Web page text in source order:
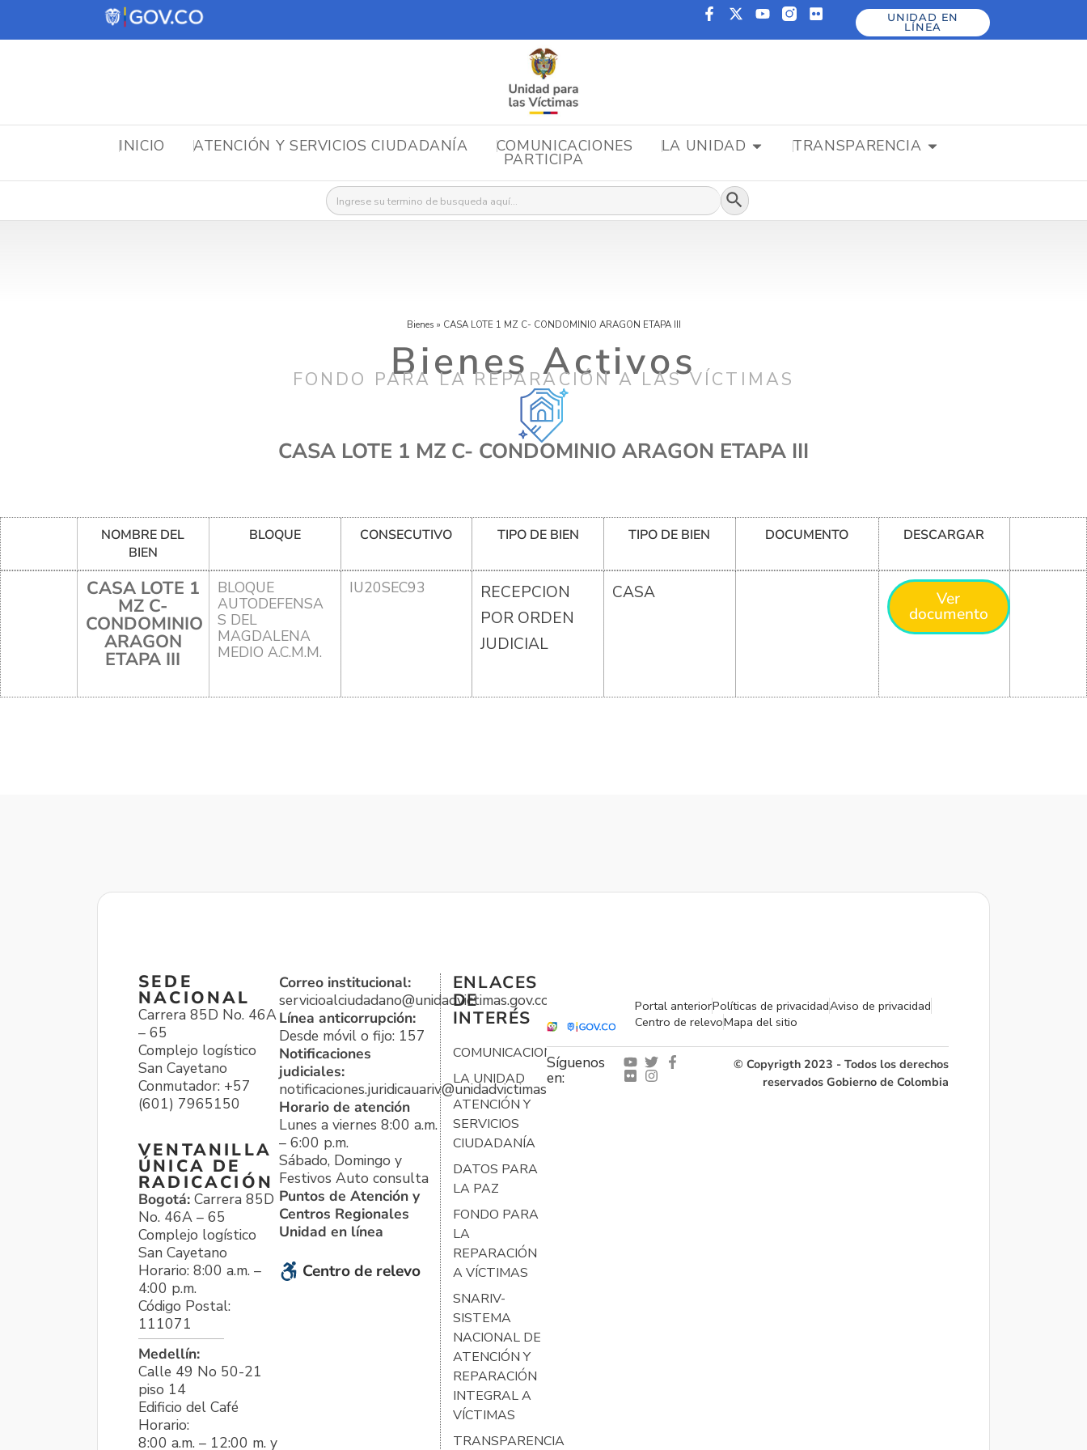
UNIDAD EN
LÍNEA
INICIO ATENCIÓN Y SERVICIOS CIUDADANÍA COMUNICACIONES LA UNIDAD TRANSPARENCIA
PARTICIPA
Buscar: Botón de búsqueda
Bienes » CASA LOTE 1 MZ C- CONDOMINIO ARAGON ETAPA III
Bienes Activos
FONDO PARA LA REPARACIÓN A LAS VÍCTIMAS
CASA LOTE 1 MZ C- CONDOMINIO ARAGON ETAPA III
NOMBRE DEL
BIEN
BLOQUE CONSECUTIVO TIPO DE BIEN TIPO DE BIEN DOCUMENTO DESCARGAR
CASA LOTE 1
MZ C-
CONDOMINIO
ARAGON
ETAPA III
BLOQUE
AUTODEFENSA
S DEL
MAGDALENA
MEDIO A.C.M.M.
IU20SEC93
RECEPCION
POR ORDEN
JUDICIAL
CASA Ver
documento
SEDE
NACIONAL
Carrera 85D No. 46A
– 65
Complejo logístico
San Cayetano
Conmutador: +57
(601) 7965150
VENTANILLA
ÚNICA DE
RADICACIÓN
Bogotá: Carrera 85D
No. 46A – 65
Complejo logístico
San Cayetano
Horario: 8:00 a.m. –
4:00 p.m.
Código Postal:
111071
Medellín:
Calle 49 No 50-21
piso 14
Edificio del Café
Horario:
8:00 a.m. – 12:00 m. y
Correo institucional:
servicioalciudadano@unidadvictimas.gov.co
Línea anticorrupción:
Desde móvil o fijo: 157
Notificaciones
judiciales:
notificaciones.juridicauariv@unidadvictimas.gov.co
Horario de atención
Lunes a viernes 8:00 a.m.
– 6:00 p.m.
Sábado, Domingo y
Festivos Auto consulta
Puntos de Atención y
Centros Regionales
Unidad en línea
Centro de relevo
ENLACES
DE
INTERÉS
COMUNICACIONES
LA UNIDAD
ATENCIÓN Y
SERVICIOS
CIUDADANÍA
DATOS PARA
LA PAZ
FONDO PARA
LA
REPARACIÓN
A VÍCTIMAS
SNARIV-
SISTEMA
NACIONAL DE
ATENCIÓN Y
REPARACIÓN
INTEGRAL A
VÍCTIMAS
TRANSPARENCIA
Portal anteriorPolíticas de privacidadAviso de privacidad
Centro de relevoMapa del sitio
Síguenos
en:
© Copyrigth 2023 - Todos los derechos
reservados Gobierno de Colombia